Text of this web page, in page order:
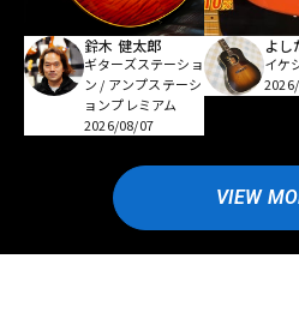
鈴木 健太郎
ギターズステーショ
ン / アンプステーシ
ョンプレミアム
2026/08/07
よし
イケ
VIEW